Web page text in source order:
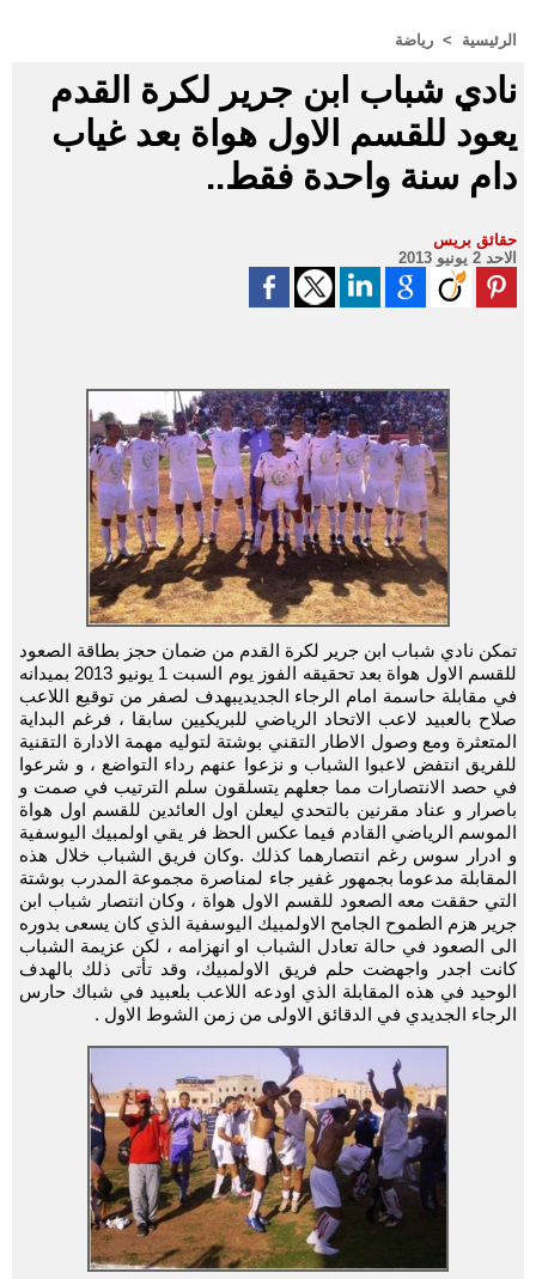
الرئيسية > رياضة
نادي شباب ابن جرير لكرة القدم
يعود للقسم الاول هواة بعد غياب
دام سنة واحدة فقط..
حقائق بريس
الاحد 2 يونيو 2013
تمكن نادي شباب ابن جرير لكرة القدم من ضمان حجز بطاقة الصعود
للقسم الاول هواة بعد تحقيقه الفوز يوم السبت 1 يونيو 2013 بميدانه
في مقابلة حاسمة امام الرجاء الجديديبهدف لصفر من توقيع اللاعب
صلاح بالعبيد لاعب الاتحاد الرياضي للبريكيين سابقا ، فرغم البداية
المتعثرة ومع وصول الاطار التقني بوشتة لتوليه مهمة الادارة التقنية
للفريق انتفض لاعبوا الشباب و نزعوا عنهم رداء التواضع ، و شرعوا
في حصد الانتصارات مما جعلهم يتسلقون سلم الترتيب في صمت و
باصرار و عناد مقرنين بالتحدي ليعلن اول العائدين للقسم اول هواة
الموسم الرياضي القادم فيما عكس الحظ فر يقي اولمبيك اليوسفية
و ادرار سوس رغم انتصارهما كذلك .وكان فريق الشباب خلال هذه
المقابلة مدعوما بجمهور غفير جاء لمناصرة مجموعة المدرب بوشتة
التي حققت معه الصعود للقسم الاول هواة ، وكان انتصار شباب ابن
جرير هزم الطموح الجامح الاولمبيك اليوسفية الذي كان يسعى بدوره
الى الصعود في حالة تعادل الشباب او انهزامه ، لكن عزيمة الشباب
كانت اجدر واجهضت حلم فريق الاولمبيك، وقد تأتى ذلك بالهدف
الوحيد في هذه المقابلة الذي اودعه اللاعب بلعبيد في شباك حارس
الرجاء الجديدي في الدقائق الاولى من زمن الشوط الاول .